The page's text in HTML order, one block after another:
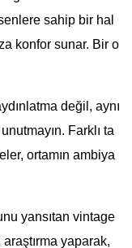
sahip bir hal
konfor sunar. Bir o
değil, aynı
Farklı ta
ortamın ambiya
yansıtan vintage
yaparak,